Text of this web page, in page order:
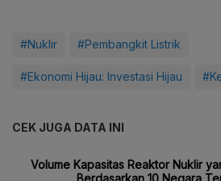
#Nuklir #Pembangkit Listrik
#Ekonomi Hijau: Investasi Hijau
CEK JUGA DATA INI